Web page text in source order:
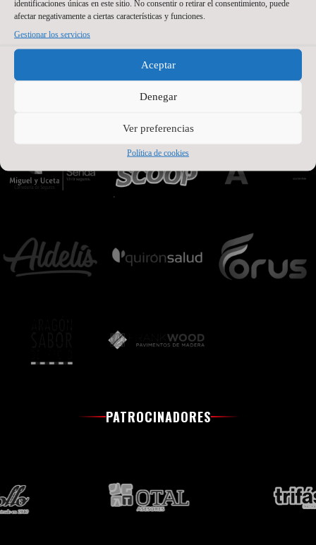
identificaciones únicas en este sitio. No consentir o retirar el consentimiento, puede
afectar negativamente a ciertas características y funciones.
Gestionar los servicios
Aceptar
Denegar
Ver preferencias
Política de cookies
PATROCINADORES OFICIALES PREMIUM
PATROCINADORES